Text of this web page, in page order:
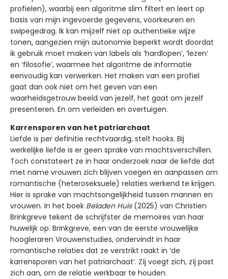
profielen), waarbij een algoritme slim filtert en leert op
basis van mijn ingevoerde gegevens, voorkeuren en
swipegedrag. Ik kan mijzelf niet op authentieke wijze
tonen, aangezien mijn autonomie beperkt wordt doordat
ik gebruik moet maken van labels als ‘hardlopen’, ‘lezen’
en ‘filosofie’, waarmee het algoritme de informatie
eenvoudig kan verwerken. Het maken van een profiel
gaat dan ook niet om het geven van een
waarheidsgetrouw beeld van jezelf, het gaat om jezelf
presenteren. En om verleiden en overtuigen.
Karrensporen van het patriarchaat
Liefde is per definitie rechtvaardig, stelt hooks. Bij
werkelijke liefde is er geen sprake van machtsverschillen.
Toch constateert ze in haar onderzoek naar de liefde dat
met name vrouwen zich blijven voegen en aanpassen om
romantische (heteroseksuele) relaties werkend te krijgen.
Hier is sprake van machtsongelijkheid tussen mannen en
vrouwen. In het boek Beladen Huis (2025) van Christien
Brinkgreve tekent de schrijfster de memoires van haar
huwelijk op. Brinkgreve, een van de eerste vrouwelijke
hoogleraren Vrouwenstudies, ondervindt in haar
romantische relaties dat ze verstrikt raakt in ‘de
karrensporen van het patriarchaat’. Zíj voegt zich, zíj past
zich aan, om de relatie werkbaar te houden.